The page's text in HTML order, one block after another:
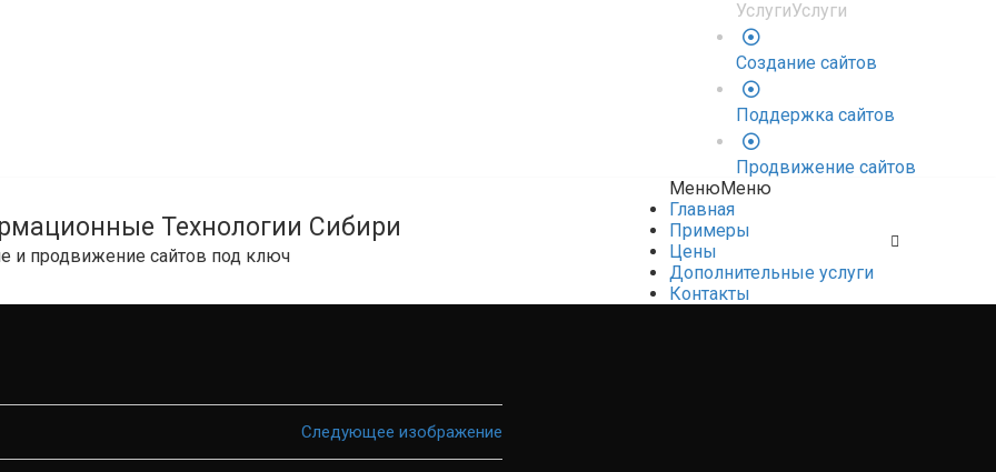
УслугиУслуги
Создание сайтов
Поддержка сайтов
Продвижение сайтов
Технологии Сибири
и продвижение сайтов под ключ
МенюМеню
Главная
Примеры
Цены
Дополнительные услуги
Контакты
Следующее изображение